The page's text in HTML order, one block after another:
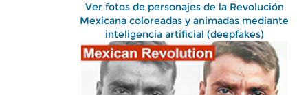
Ver fotos de personajes de la Revolución
Mexicana coloreadas y animadas mediante
inteligencia artificial (deepfakes)